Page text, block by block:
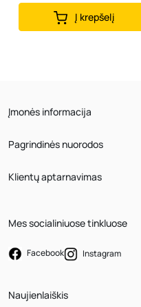
Į krepšelį
Įmonės informacija
Pagrindinės nuorodos
Klientų aptarnavimas
Mes socialiniuose tinkluose
Facebook Instagram
Naujienlaiškis